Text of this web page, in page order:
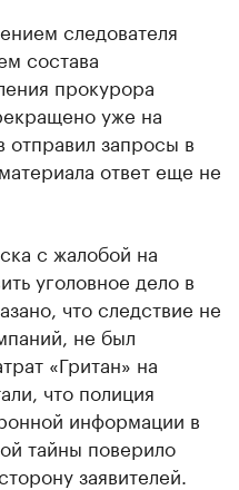
следователя
состава
прокурора
уже на
запросы в
ответ еще не
с жалобой на
уголовное дело в
что следствие не
не был
«Гритан» на
что полиция
информации в
тайны поверило
заявителей.